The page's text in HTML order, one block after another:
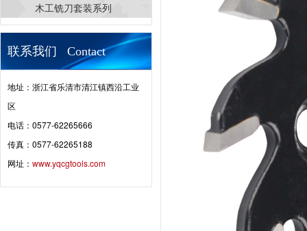
木工铣刀套装系列
联系我们 Contact
地址：浙江省乐清市清江镇西沿工业
区
电话：0577-62265666
传真：0577-62265188
网址： www.yqcgtools.com